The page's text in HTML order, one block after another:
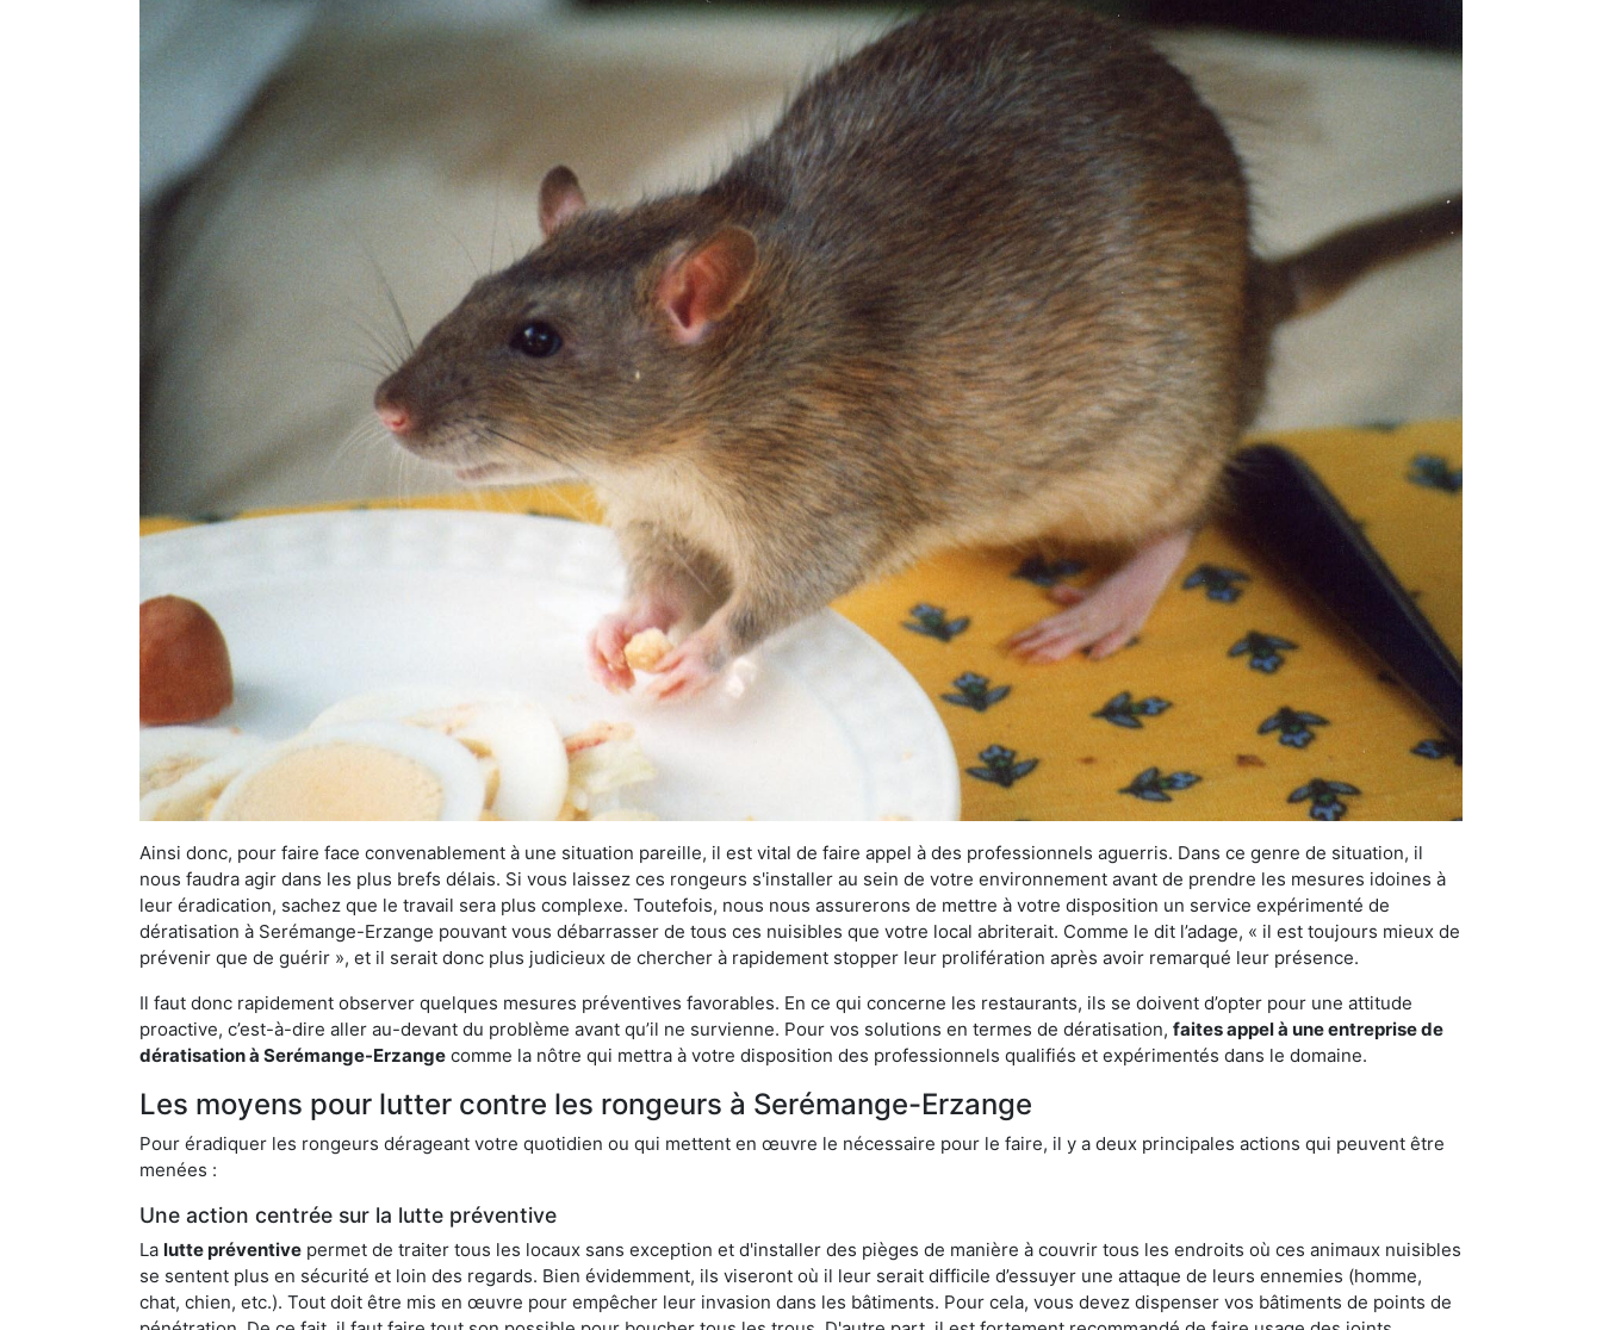
Ainsi donc, pour faire face convenablement à une situation pareille, il est vital de faire appel à des professionnels aguerris. Dans ce genre de situation, il
nous faudra agir dans les plus brefs délais. Si vous laissez ces rongeurs s'installer au sein de votre environnement avant de prendre les mesures idoines à
leur éradication, sachez que le travail sera plus complexe. Toutefois, nous nous assurerons de mettre à votre disposition un service expérimenté de
dératisation à Serémange-Erzange pouvant vous débarrasser de tous ces nuisibles que votre local abriterait. Comme le dit l’adage, « il est toujours mieux de
prévenir que de guérir », et il serait donc plus judicieux de chercher à rapidement stopper leur prolifération après avoir remarqué leur présence.
Il faut donc rapidement observer quelques mesures préventives favorables. En ce qui concerne les restaurants, ils se doivent d’opter pour une attitude
proactive, c’est-à-dire aller au-devant du problème avant qu’il ne survienne. Pour vos solutions en termes de dératisation, faites appel à une entreprise de
dératisation à Serémange-Erzange comme la nôtre qui mettra à votre disposition des professionnels qualifiés et expérimentés dans le domaine.
Les moyens pour lutter contre les rongeurs à Serémange-Erzange
Pour éradiquer les rongeurs dérageant votre quotidien ou qui mettent en œuvre le nécessaire pour le faire, il y a deux principales actions qui peuvent être
menées :
Une action centrée sur la lutte préventive
La lutte préventive permet de traiter tous les locaux sans exception et d'installer des pièges de manière à couvrir tous les endroits où ces animaux nuisibles
se sentent plus en sécurité et loin des regards. Bien évidemment, ils viseront où il leur serait difficile d’essuyer une attaque de leurs ennemies (homme,
chat, chien, etc.). Tout doit être mis en œuvre pour empêcher leur invasion dans les bâtiments. Pour cela, vous devez dispenser vos bâtiments de points de